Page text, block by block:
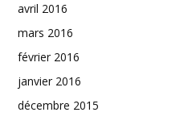
avril 2016
mars 2016
février 2016
janvier 2016
décembre 2015